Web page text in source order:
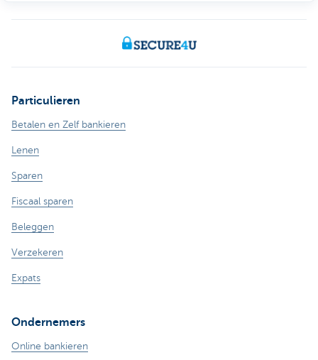
Particulieren
Betalen en Zelf bankieren
Lenen
Sparen
Fiscaal sparen
Beleggen
Verzekeren
Expats
Ondernemers
Online bankieren